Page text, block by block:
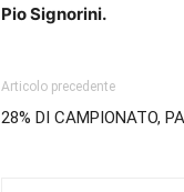
Pio Signorini.
Articolo precedente
28% DI CAMPIONATO,